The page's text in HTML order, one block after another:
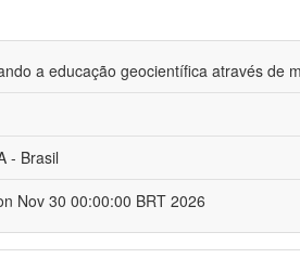
a educação geocientífica através de
- Brasil
Nov 30 00:00:00 BRT 2026